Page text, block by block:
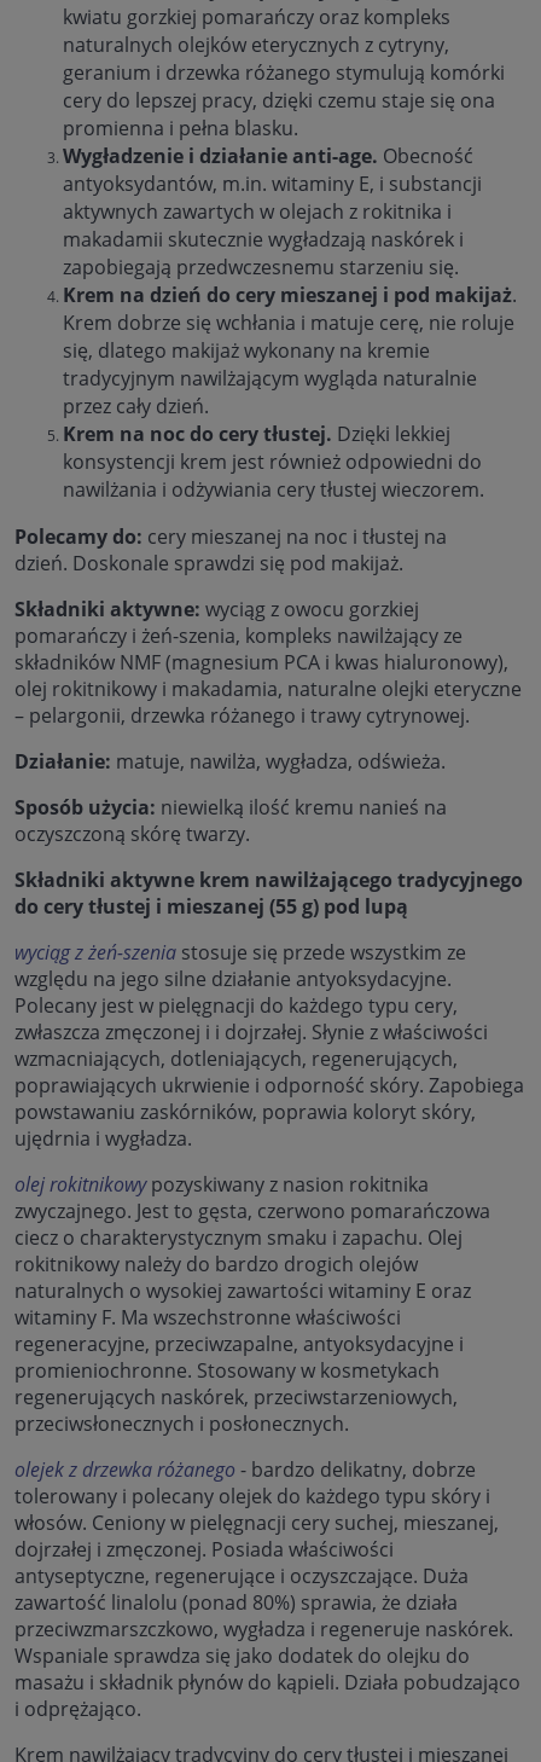
kwiatu gorzkiej pomarańczy oraz kompleks
naturalnych olejków eterycznych z cytryny,
geranium i drzewka różanego stymulują komórki
cery do lepszej pracy, dzięki czemu staje się ona
promienna i pełna blasku.
Wygładzenie i działanie anti-age. Obecność
antyoksydantów, m.in. witaminy E, i substancji
aktywnych zawartych w olejach z rokitnika i
makadamii skutecznie wygładzają naskórek i
zapobiegają przedwczesnemu starzeniu się.
Krem na dzień do cery mieszanej i pod makijaż.
Krem dobrze się wchłania i matuje cerę, nie roluje
się, dlatego makijaż wykonany na kremie
tradycyjnym nawilżającym wygląda naturalnie
przez cały dzień.
Krem na noc do cery tłustej. Dzięki lekkiej
konsystencji krem jest również odpowiedni do
nawilżania i odżywiania cery tłustej wieczorem.
Polecamy do: cery mieszanej na noc i tłustej na
dzień. Doskonale sprawdzi się pod makijaż.
Składniki aktywne: wyciąg z owocu gorzkiej
pomarańczy i żeń-szenia, kompleks nawilżający ze
składników NMF (magnesium PCA i kwas hialuronowy),
olej rokitnikowy i makadamia, naturalne olejki eteryczne
– pelargonii, drzewka różanego i trawy cytrynowej.
Działanie: matuje, nawilża, wygładza, odświeża.
Sposób użycia: niewielką ilość kremu nanieś na
oczyszczoną skórę twarzy.
Składniki aktywne krem nawilżającego tradycyjnego
do cery tłustej i mieszanej (55 g) pod lupą
wyciąg z żeń-szenia stosuje się przede wszystkim ze
względu na jego silne działanie antyoksydacyjne.
Polecany jest w pielęgnacji do każdego typu cery,
zwłaszcza zmęczonej i i dojrzałej. Słynie z właściwości
wzmacniających, dotleniających, regenerujących,
poprawiających ukrwienie i odporność skóry. Zapobiega
powstawaniu zaskórników, poprawia koloryt skóry,
ujędrnia i wygładza.
olej rokitnikowypozyskiwany z nasion rokitnika
zwyczajnego. Jest to gęsta, czerwono pomarańczowa
ciecz o charakterystycznym smaku i zapachu. Olej
rokitnikowy należy do bardzo drogich olejów
naturalnych o wysokiej zawartości witaminy E oraz
witaminy F. Ma wszechstronne właściwości
regeneracyjne, przeciwzapalne, antyoksydacyjne i
promieniochronne. Stosowany w kosmetykach
regenerujących naskórek, przeciwstarzeniowych,
przeciwsłonecznych i posłonecznych.
olejek z drzewka różanego - bardzo delikatny, dobrze
tolerowany i polecany olejek do każdego typu skóry i
włosów. Ceniony w pielęgnacji cery suchej, mieszanej,
dojrzałej i zmęczonej. Posiada właściwości
antyseptyczne, regenerujące i oczyszczające. Duża
zawartość linalolu (ponad 80%) sprawia, że działa
przeciwzmarszczkowo, wygładza i regeneruje naskórek.
Wspaniale sprawdza się jako dodatek do olejku do
masażu i składnik płynów do kąpieli. Działa pobudzająco
i odprężająco.
Krem nawilżający tradycyjny do cery tłustej i mieszanej